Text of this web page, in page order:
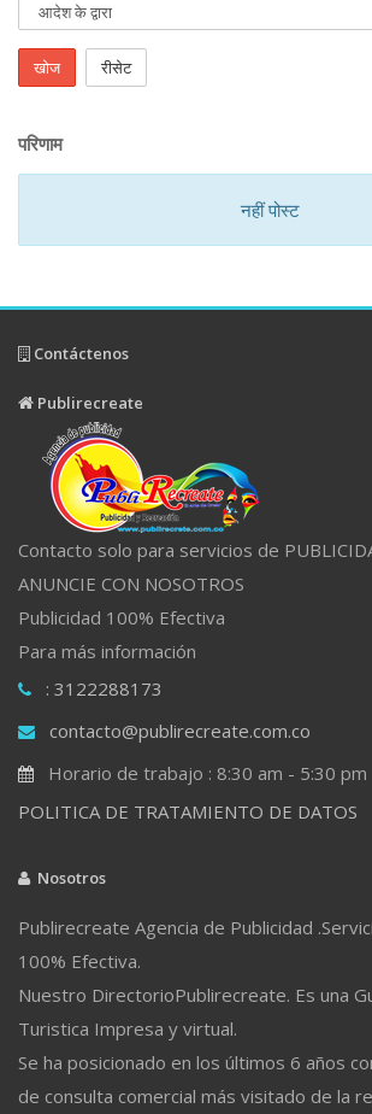
खोज रीसेट
परिणाम
नहीं पोस्ट
Contáctenos
Publirecreate
Contacto solo para servicios de
ANUNCIE CON NOSOTROS
Publicidad 100% Efectiva
Para más información
: 3122288173
contacto@publirecreate.com.co
Horario de trabajo : 8:30 am - 5:30 pm
POLITICA DE TRATAMIENTO DE DATOS
Nosotros
Publirecreate Agencia de Publicidad
100% Efectiva.
Nuestro DirectorioPublirecreate. Es una
Turistica Impresa y virtual.
Se ha posicionado en los últimos 6 años
de consulta comercial más visitado de la